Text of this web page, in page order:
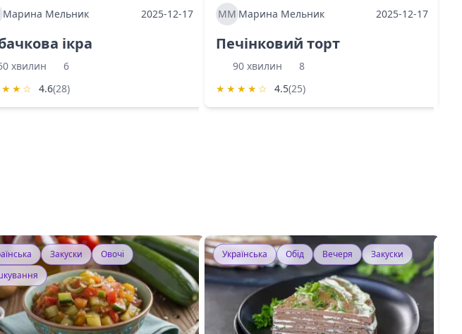
Марина Мельник 2025-12-17
ікра
хвилин
6
★ ★ ☆ 4.6(28)
МММарина Мельник 2025-12-17
Печінковий торт
90 хвилин
8
★ ★ ★ ★ ☆ 4.5(25)
Закуски
Овочі
Українська Обід Вечеря Закуски